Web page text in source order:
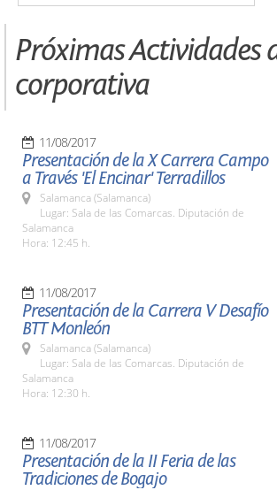
Próximas Actividades
corporativa
11/08/2017
Presentación de la X Carrera Campo
a Través 'El Encinar' Terradillos
Salamanca (Salamanca)
Lugar: Sala de las Comarcas. Diputación de
Salamanca
Hora: 12:45 h.
11/08/2017
Presentación de la Carrera V Desafío
BTT Monleón
Salamanca (Salamanca)
Lugar: Sala de las Comarcas. Diputación de
Salamanca
Hora: 12:30 h.
11/08/2017
Presentación de la II Feria de las
Tradiciones de Bogajo